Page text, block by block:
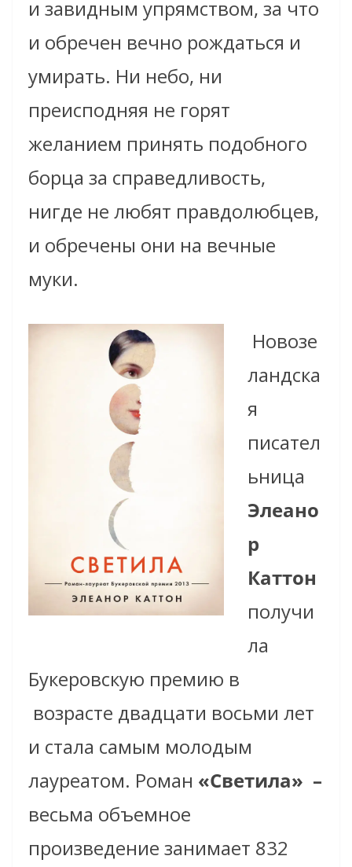
и завидным упрямством, за что
и обречен вечно рождаться и
умирать. Ни небо, ни
преисподняя не горят
желанием принять подобного
борца за справедливость,
нигде не любят правдолюбцев,
и обречены они на вечные
муки.
Новозе
ландска
я
писател
ьница
Элеано
р
Каттон
получи
ла
Букеровскую премию в
возрасте двадцати восьми лет
и стала самым молодым
лауреатом. Роман «Светила» –
весьма объемное
произведение занимает 832